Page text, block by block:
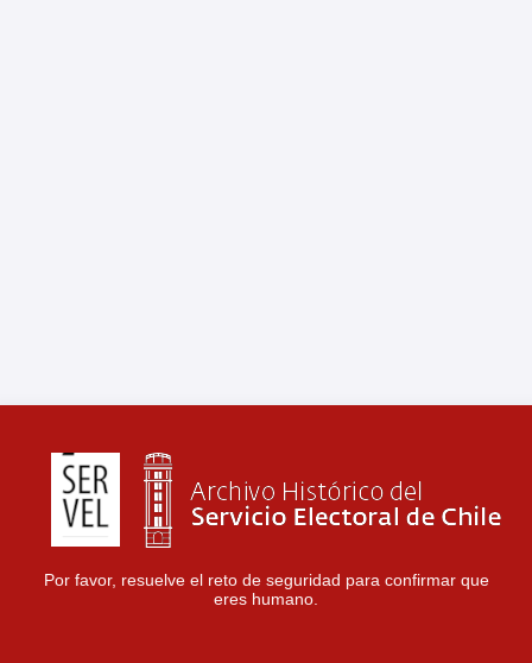
Por favor, resuelve el reto de seguridad para confirmar que
eres humano.